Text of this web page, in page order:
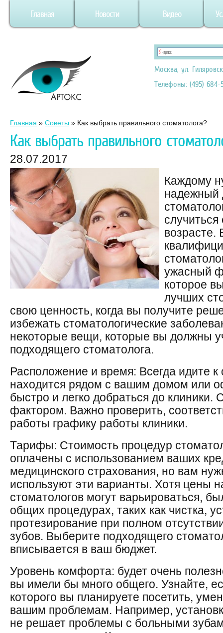
Главная Новости Видео
Москва, ул.
Телефоны: (495) 684-
Главная » Советы » Как выбрать правильного стоматолога?
Как выбрать правильного
28.07.2017
Каждому
надежный
возрасте.
ужасный
которое
лучших
свою ценность, когда вы получите
избежать стоматологические
некоторые вещи, которые вы должны
подходящего стоматолога.
Расположение и время: Всегда идите к
находится рядом с вашим домом или
быстро и легко добраться до
фактором. Важно проверить,
работы графику работы клиники.
Тарифы: Стоимость процедур
оплачены с использованием ваших
медицинского страхования, но вам
используют эти варианты. Хотя цены
стоматологов могут варьироваться,
общих процедурах, таких как чистка,
протезирование при полном
зубов. Выберите подходящего
вписывается в ваш бюджет.
Уровень комфорта: будет очень
вы имели бы много общего. Узнайте,
которого вы планируете посетить,
вашим проблемам. Например,
не решает проблемы с больными